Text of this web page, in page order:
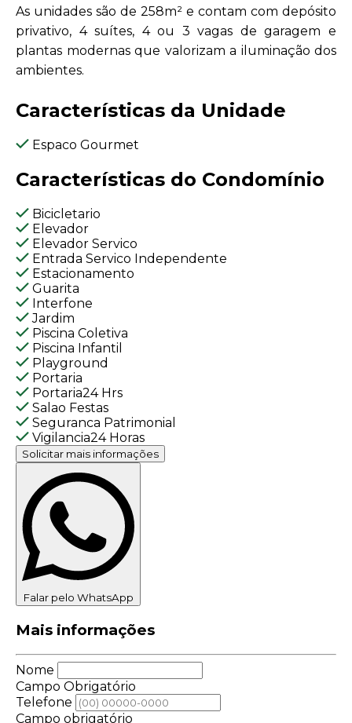
As unidades são de 258m² e contam com depósito
privativo, 4 suítes, 4 ou 3 vagas de garagem e
plantas modernas que valorizam a iluminação dos
ambientes.
Características da Unidade
Espaco Gourmet
Características do Condomínio
Bicicletario
Elevador
Elevador Servico
Entrada Servico Independente
Estacionamento
Guarita
Interfone
Jardim
Piscina Coletiva
Piscina Infantil
Playground
Portaria
Portaria24 Hrs
Salao Festas
Seguranca Patrimonial
Vigilancia24 Horas
Solicitar mais informações
Falar pelo WhatsApp
Mais informações
Nome
Campo Obrigatório
Telefone
Campo obrigatório